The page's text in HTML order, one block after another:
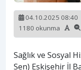
04.10.2025 08:40
1180 okunma
Sağlık ve Sosyal
Sen) Eskişehir İl